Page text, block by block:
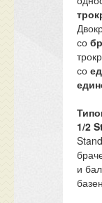
со
со
1/2
и